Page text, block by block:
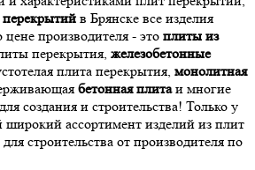
в Брянске все изделия
цене производителя - это плиты из
перекрытия, железобетонные
плита перекрытия, монолитная
бетонная плитаи многие
создания и строительства! Только у
ассортимент изделий из плит
строительства от производителя по